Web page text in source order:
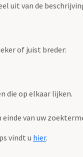
uit van de
of juist breder:
die op elkaar lijken.
einde van uw
vindt u hier.